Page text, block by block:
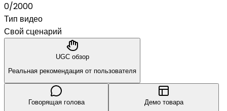
0/2000
Тип видео
Свой сценарий
UGC обзор
Реальная рекомендация от пользователя
Говорящая голова
Демо товара